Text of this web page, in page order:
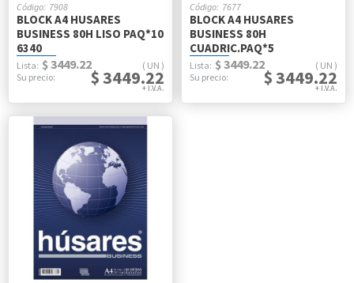
7908
BLOCK A4 HUSARES
BUSINESS 80H LISO PAQ*10
6340
UN
$ 3449.22
$ 3449.22
7677
BLOCK A4 HUSARES
BUSINESS 80H
CUADRIC.PAQ*5
UN
$ 3449.22
$ 3449.22